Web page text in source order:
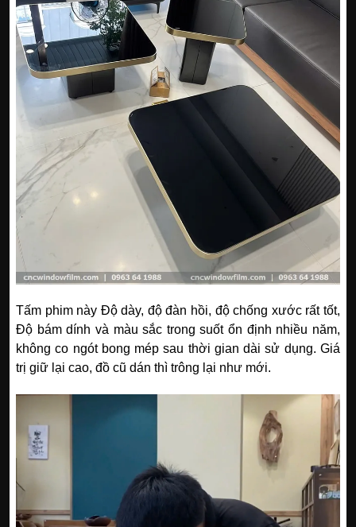
Tấm phim này Độ dày, độ đàn hồi, độ chống xước rất tốt,
Độ bám dính và màu sắc trong suốt ổn định nhiều năm,
không co ngót bong mép sau thời gian dài sử dụng. Giá
trị giữ lại cao, đồ cũ dán thì trông lại như mới.